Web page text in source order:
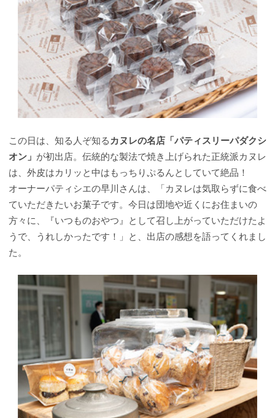
この日は、知る人ぞ知る カヌレの名店「パティスリーパダクシ
オン」 が初出店。伝統的な製法で焼き上げられた正統派カヌレ
は、外皮はカリッと中はもっちりぷるんとしていて絶品！
オーナーパティシエの早川さんは、「カヌレは気取らずに食べ
ていただきたいお菓子です。今日は団地や近くにお住まいの
方々に、『いつものおやつ』として召し上がっていただけたよ
うで、うれしかったです！」と、出店の感想を語ってくれまし
た。